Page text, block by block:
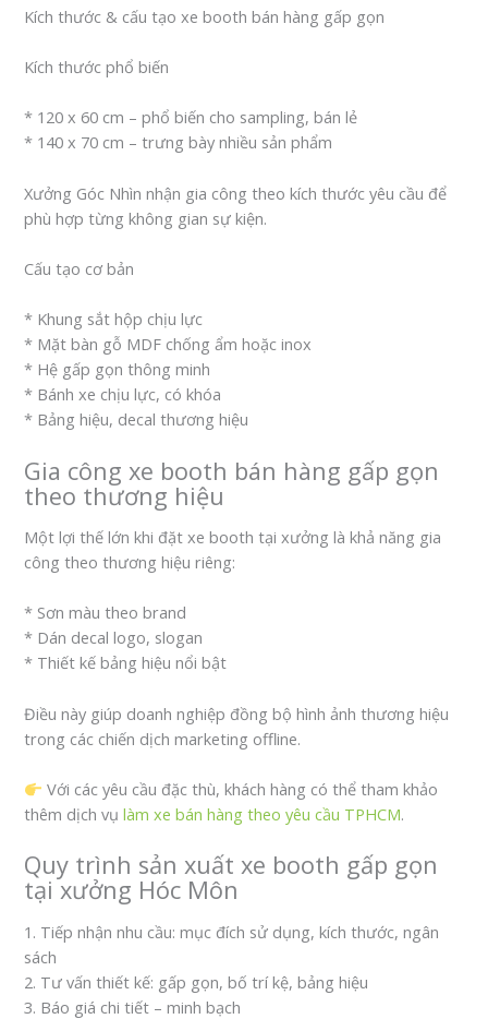
Kích thước & cấu tạo xe booth bán hàng gấp gọn
Kích thước phổ biến
* 120 x 60 cm – phổ biến cho sampling, bán lẻ
* 140 x 70 cm – trưng bày nhiều sản phẩm
Xưởng Góc Nhìn nhận gia công theo kích thước yêu cầu để
phù hợp từng không gian sự kiện.
Cấu tạo cơ bản
* Khung sắt hộp chịu lực
* Mặt bàn gỗ MDF chống ẩm hoặc inox
* Hệ gấp gọn thông minh
* Bánh xe chịu lực, có khóa
* Bảng hiệu, decal thương hiệu
Gia công xe booth bán hàng gấp gọn
theo thương hiệu
Một lợi thế lớn khi đặt xe booth tại xưởng là khả năng gia
công theo thương hiệu riêng:
* Sơn màu theo brand
* Dán decal logo, slogan
* Thiết kế bảng hiệu nổi bật
Điều này giúp doanh nghiệp đồng bộ hình ảnh thương hiệu
trong các chiến dịch marketing offline.
Với các yêu cầu đặc thù, khách hàng có thể tham khảo
thêm dịch vụlàm xe bán hàng theo yêu cầu TPHCM.
Quy trình sản xuất xe booth gấp gọn
tại xưởng Hóc Môn
1. Tiếp nhận nhu cầu: mục đích sử dụng, kích thước, ngân
sách
2. Tư vấn thiết kế: gấp gọn, bố trí kệ, bảng hiệu
3. Báo giá chi tiết – minh bạch